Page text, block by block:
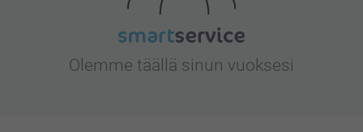
Olemme täällä sinun vuoksesi